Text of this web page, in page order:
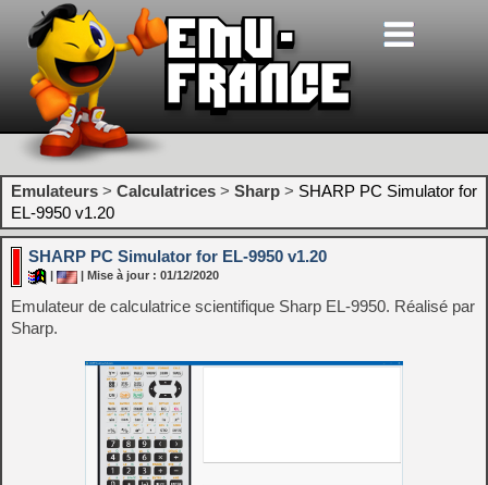
Emulateurs > Calculatrices > Sharp > SHARP PC Simulator for
EL-9950 v1.20
SHARP PC Simulator for EL-9950 v1.20
| Mise à jour : 01/12/2020
Emulateur de calculatrice scientifique Sharp EL-9950. Réalisé par
Sharp.